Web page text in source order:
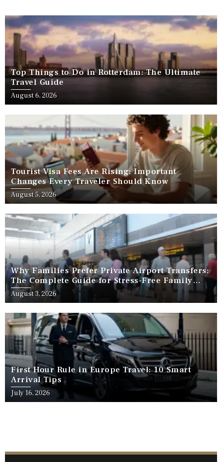
Top Things to Do in Rotterdam: The Ultimate
Travel Guide
August 6, 2026
Tourist Visa Fees Are Rising: Important
Changes Every Traveler Should Know
August 5, 2026
Why Families Prefer Private Airport Transfers:
The Complete Guide for Stress-Free Family
Travel
August 3, 2026
First Hour Rule in Europe Travel: 10 Smart
Arrival Tips
July 16, 2026